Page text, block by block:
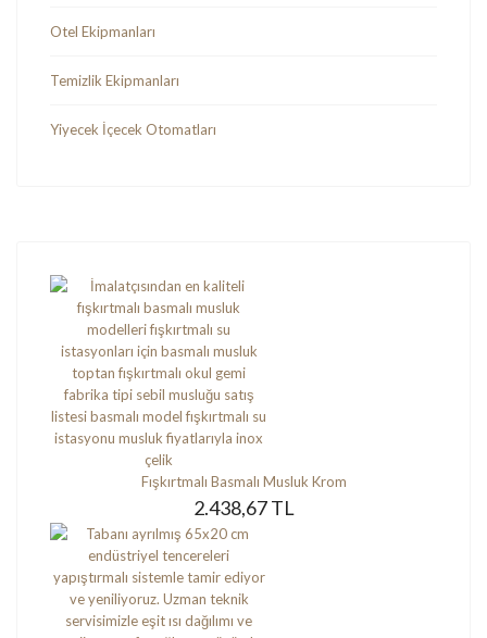
Otel Ekipmanları
Temizlik Ekipmanları
Yiyecek İçecek Otomatları
Fışkırtmalı Basmalı Musluk Krom
2.438,67 TL